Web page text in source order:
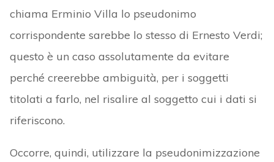
chiama Erminio Villa lo pseudonimo
corrispondente sarebbe lo stesso di Ernesto Verdi;
questo è un caso assolutamente da evitare
perché creerebbe ambiguità, per i soggetti
titolati a farlo, nel risalire al soggetto cui i dati si
riferiscono.
Occorre, quindi, utilizzare la pseudonimizzazione